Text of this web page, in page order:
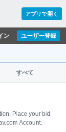
アプリで開く
ユーザー登録
ン
すべて
Place your bid
Account.